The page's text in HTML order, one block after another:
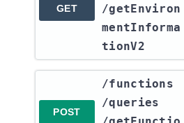
GET
/getEnviron
mentInforma
tionV2
POST
​/functions​
/queries​